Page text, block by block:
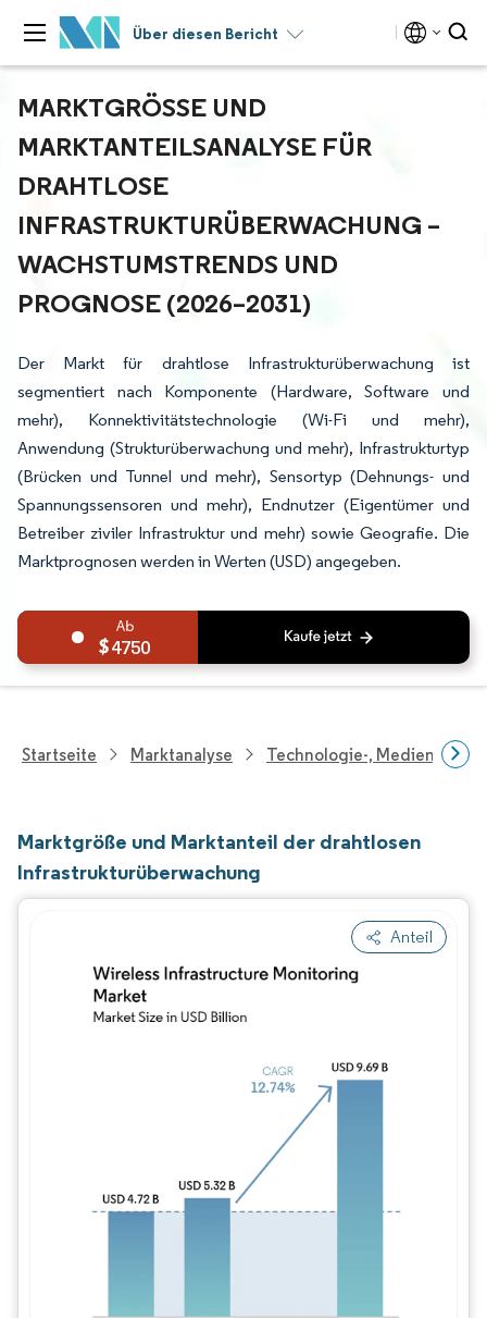
Über diesen Bericht
MARKTGRÖSSE UND M
ARKTANTEILSANALYSE FÜR D
RAHTLOSE I
NFRASTRUKTURÜBERWACHUNG – W
ACHSTUMSTRENDS UND P
ROGNOSE (2026–2031)
Der Markt für drahtlose Infrastrukturüberwachung ist
segmentiert nach Komponente (Hardware, Software und
mehr), Konnektivitätstechnologie (Wi-Fi und mehr),
Anwendung (Strukturüberwachung und mehr), Infrastrukturtyp
(Brücken und Tunnel und mehr), Sensortyp (Dehnungs- und
Spannungssensoren und mehr), Endnutzer (Eigentümer und
Betreiber ziviler Infrastruktur und mehr) sowie Geografie. Die
Marktprognosen werden in Werten (USD) angegeben.
4750
Startseite Marktanalyse Technologie-, Medien- Und
Marktgröße und Marktanteil der drahtlosen
Infrastrukturüberwachung
Anteil
Bild © Mordor Intelligence.